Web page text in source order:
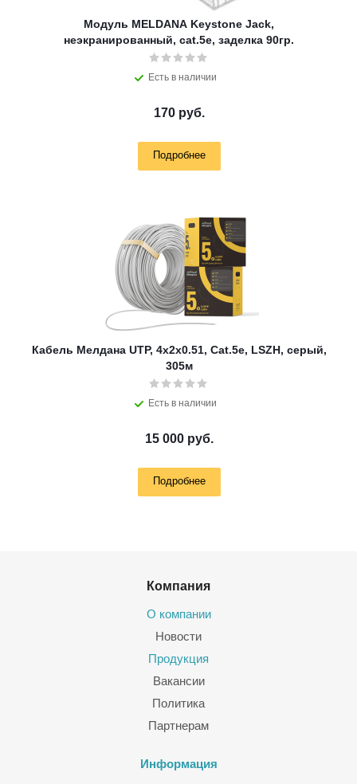
Модуль MELDANA Keystone Jack,
неэкранированный, cat.5e, заделка 90гр.
Есть в наличии
170 руб.
Подробнее
Кабель Мелдана UTP, 4х2х0.51, Cat.5e, LSZH, серый,
305м
Есть в наличии
15 000 руб.
Подробнее
Компания
О компании
Новости
Продукция
Вакансии
Политика
Партнерам
Информация